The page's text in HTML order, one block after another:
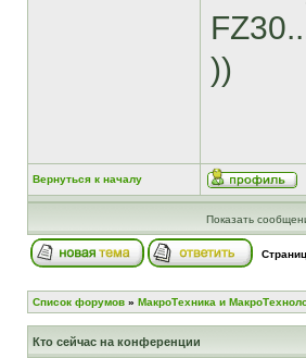
))
Вернуться к началу
Показать
Список форумов » МакроТехника и
Кто сейчас на конференции